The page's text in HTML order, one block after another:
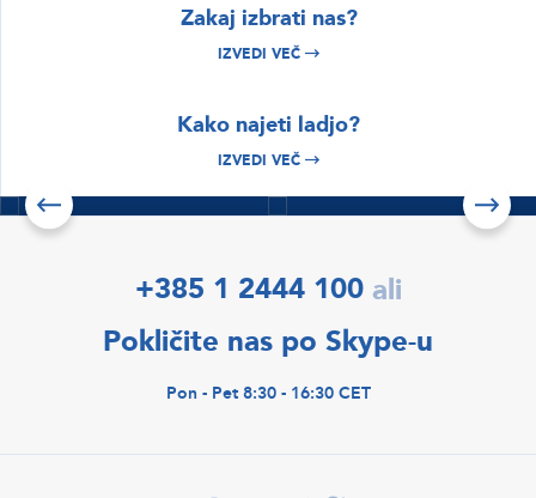
Zakaj izbrati nas?
IZVEDI VEČ
Kako najeti ladjo?
IZVEDI VEČ
Istra & Kvarner
BRSKAJTE
Hrvaška najem
čolnov
+385 1 2444 100 ali
Pokličite nas po Skype-u
Pon - Pet 8:30 - 16:30 CET